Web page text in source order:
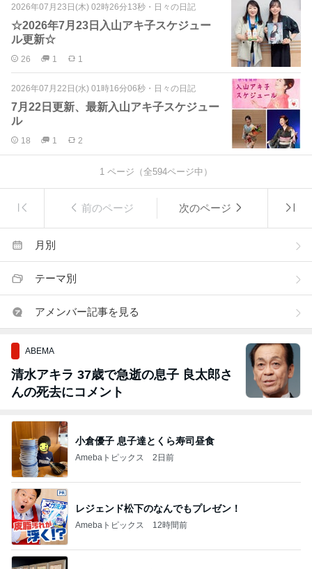
2026年07月23日(木) 02時26分13秒 ・ 日々の日記
☆2026年7月23日入山アキ子スケジュー
ル更新☆
26 1 1
2026年07月22日(水) 01時16分06秒 ・ 日々の日記
7月22日更新、最新入山アキ子スケジュー
ル
18 1 2
1 ページ（全594ページ中）
前のページ 次のページ
月別
テーマ別
アメンバー記事を見る
ABEMA
清水アキラ 37歳で急逝の息子 良太郎さ
んの死去にコメント
小倉優子 息子達とくら寿司昼食
Amebaトピックス 2日前
レジェンド松下のなんでもプレゼン！
Amebaトピックス 12時間前